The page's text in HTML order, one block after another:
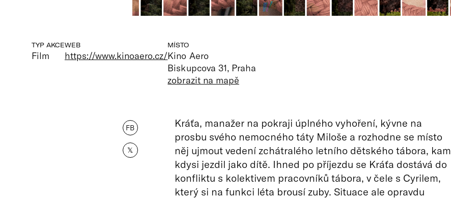
TYP AKCE
Film
WEB
https://www.kinoaero.cz/
MÍSTO
Kino Aero
Biskupcova 31, Praha
zobrazit na mapě
FB
𝕏
Kráťa, manažer na pokraji úplného vyhoření, kývne na
prosbu svého nemocného táty Miloše a rozhodne se místo
něj ujmout vedení zchátralého letního dětského tábora, kam
kdysi jezdil jako dítě. Ihned po příjezdu se Kráťa dostává do
konfliktu s kolektivem pracovníků tábora, v čele s Cyrilem,
který si na funkci léta brousí zuby. Situace ale opravdu